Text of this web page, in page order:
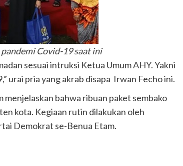
Covid-19 saat ini
sesuai intruksi Ketua Umum AHY. Yakni
urai pria yang akrab disapa Irwan Fecho ini.
bahwa ribuan paket sembako
kota. Kegiaan rutin dilakukan oleh
Demokrat se-Benua Etam.